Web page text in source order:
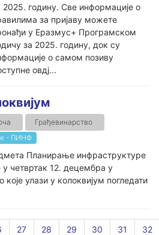
2025. годину. Све информације о
за пријаву можете
у Еразмус+ Програмском
за 2025. годину, док су
о самом позиву
овдј...
Грађевинарство
- ПИНФ
Планирање инфраструктуре
у четвртак 12. децембра у
улази у колоквијум погледати
27 28 29 30 31 32